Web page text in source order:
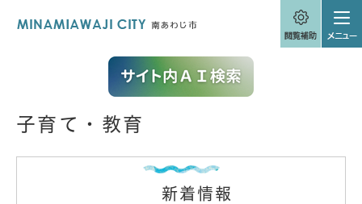
子育て・教育
新着情報